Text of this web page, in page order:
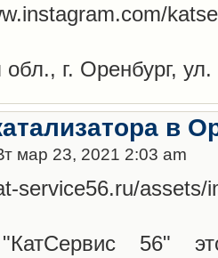
обл., г. Оренбург,
в
мар 23, 2021 2:03 am
service56.ru/assets/
56"